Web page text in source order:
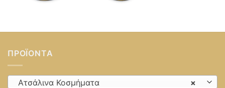
ΠΡΟΪΌΝΤΑ
×
Ατσάλινα Κοσμήματα